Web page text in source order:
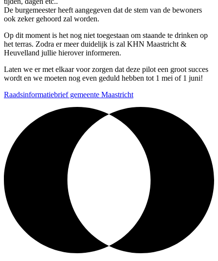
De burgemeester heeft aangegeven dat de stem van de bewoners
ook zeker gehoord zal worden.
Op dit moment is het nog niet toegestaan om staande te drinken op
het terras. Zodra er meer duidelijk is zal KHN Maastricht &
Heuvelland jullie hierover informeren.
Laten we er met elkaar voor zorgen dat deze pilot een groot succes
wordt en we moeten nog even geduld hebben tot 1 mei of 1 juni!
Raadsinformatiebrief gemeente Maastricht